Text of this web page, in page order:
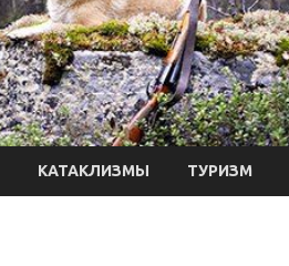
КАТАКЛИЗМЫ ТУРИЗМ